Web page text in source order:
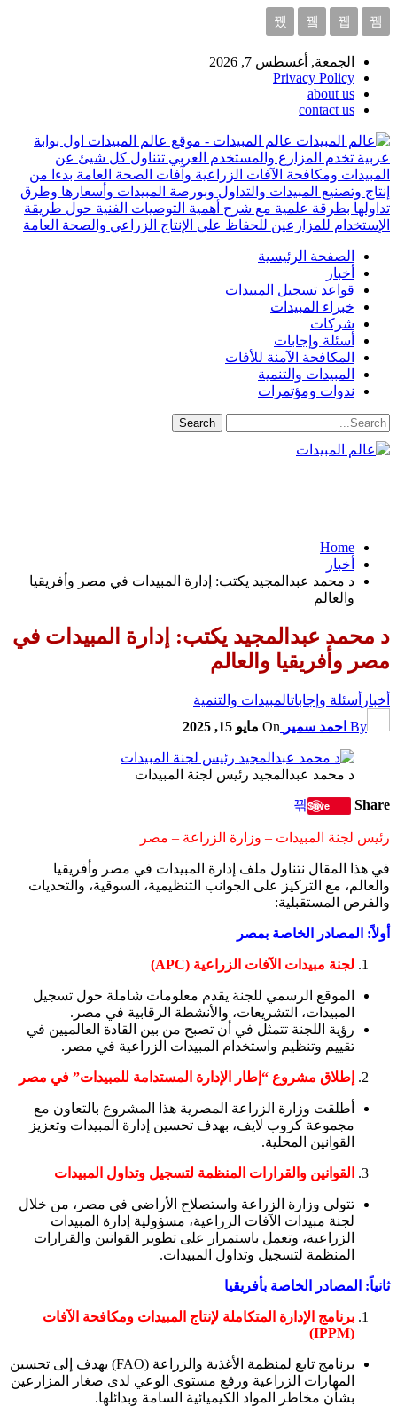
الجمعة, أغسطس 7, 2026
Privacy Policy
about us
contact us
عالم المبيدات - موقع عالم المبيدات اول بوابة
عربية تخدم المزارع والمستخدم العربي تتناول كل شيئ عن
المبيدات ومكافحة الآفات الزراعية وآفات الصحة العامة بدءا من
إنتاج وتصنيع المبيدات والتداول وبورصة المبيدات وأسعارها وطرق
تداولها بطرقة علمية مع شرح أهمية التوصيات الفنية حول طريقة
الإستخدام للمزارعين للحفاظ علي الإنتاج الزراعي والصحة العامة
الصفحة الرئيسية
أخبار
قواعد تسجيل المبيدات
خبراء المبيدات
شركات
أسئلة وإجابات
المكافحة الآمنة للأفات
المبيدات والتنمية
ندوات ومؤتمرات
Home
أخبار
د محمد عبدالمجيد يكتب: إدارة المبيدات في مصر وأفريقيا
والعالم
د محمد عبدالمجيد يكتب: إدارة المبيدات في
مصر وأفريقيا والعالم
أخبار أسئلة وإجاباتالمبيدات والتنمية
By احمد سمير On مايو 15, 2025
د محمد عبدالمجيد رئيس لجنة المبيدات
Share
Save
رئيس لجنة المبيدات – وزارة الزراعة – مصر
في هذا المقال نتناول ملف إدارة المبيدات في مصر وأفريقيا
والعالم، مع التركيز على الجوانب التنظيمية، السوقية، والتحديات
والفرص المستقبلية:
أولاً: المصادر الخاصة بمصر
لجنة مبيدات الآفات الزراعية (APC)
الموقع الرسمي للجنة يقدم معلومات شاملة حول تسجيل
المبيدات، التشريعات، والأنشطة الرقابية في مصر.
رؤية اللجنة تتمثل في أن تصبح من بين القادة العالميين في
تقييم وتنظيم واستخدام المبيدات الزراعية في مصر.
إطلاق مشروع “إطار الإدارة المستدامة للمبيدات” في مصر
أطلقت وزارة الزراعة المصرية هذا المشروع بالتعاون مع
مجموعة كروب لايف، بهدف تحسين إدارة المبيدات وتعزيز
القوانين المحلية.
القوانين والقرارات المنظمة لتسجيل وتداول المبيدات
تتولى وزارة الزراعة واستصلاح الأراضي في مصر، من خلال
لجنة مبيدات الآفات الزراعية، مسؤولية إدارة المبيدات
الزراعية، وتعمل باستمرار على تطوير القوانين والقرارات
المنظمة لتسجيل وتداول المبيدات.
ثانياً: المصادر الخاصة بأفريقيا
برنامج الإدارة المتكاملة لإنتاج المبيدات ومكافحة الآفات
(IPPM)
برنامج تابع لمنظمة الأغذية والزراعة (FAO) يهدف إلى تحسين
المهارات الزراعية ورفع مستوى الوعي لدى صغار المزارعين
بشأن مخاطر المواد الكيميائية السامة وبدائلها.